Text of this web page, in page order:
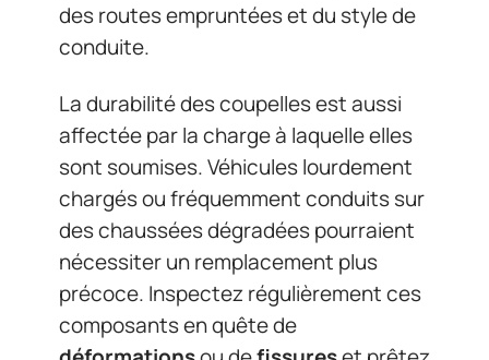
des routes empruntées et du style de
conduite.
La durabilité des coupelles est aussi
affectée par la charge à laquelle elles
sont soumises. Véhicules lourdement
chargés ou fréquemment conduits sur
des chaussées dégradées pourraient
nécessiter un remplacement plus
précoce. Inspectez régulièrement ces
composants en quête de